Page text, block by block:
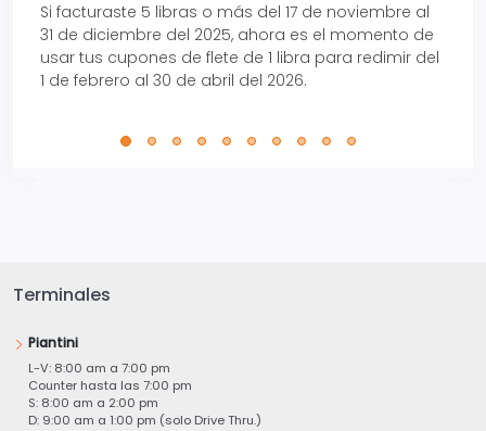
Si facturaste 5 libras o más del 17 de noviembre al
31 de diciembre del 2025, ahora es el momento de
usar tus cupones de flete de 1 libra para redimir del
1 de febrero al 30 de abril del 2026.
Terminales
Piantini
L-V: 8:00 am a 7:00 pm
Counter hasta las 7:00 pm
S: 8:00 am a 2:00 pm
D: 9:00 am a 1:00 pm (solo Drive Thru.)